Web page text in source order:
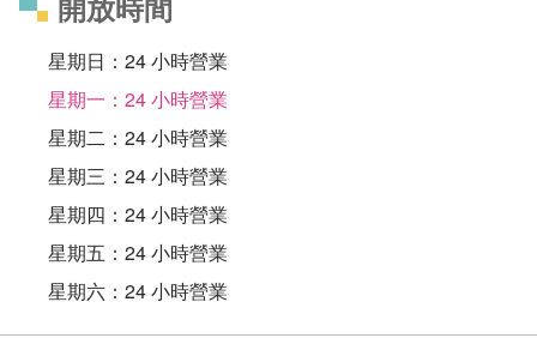
星期日：24 小時營業
星期一：24 小時營業
星期二：24 小時營業
星期三：24 小時營業
星期四：24 小時營業
星期五：24 小時營業
星期六：24 小時營業